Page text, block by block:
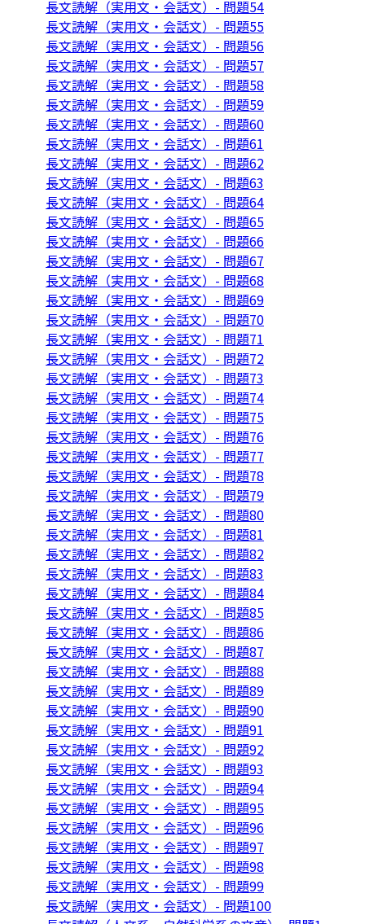
長文読解（実用文・会話文）- 問題54
長文読解（実用文・会話文）- 問題55
長文読解（実用文・会話文）- 問題56
長文読解（実用文・会話文）- 問題57
長文読解（実用文・会話文）- 問題58
長文読解（実用文・会話文）- 問題59
長文読解（実用文・会話文）- 問題60
長文読解（実用文・会話文）- 問題61
長文読解（実用文・会話文）- 問題62
長文読解（実用文・会話文）- 問題63
長文読解（実用文・会話文）- 問題64
長文読解（実用文・会話文）- 問題65
長文読解（実用文・会話文）- 問題66
長文読解（実用文・会話文）- 問題67
長文読解（実用文・会話文）- 問題68
長文読解（実用文・会話文）- 問題69
長文読解（実用文・会話文）- 問題70
長文読解（実用文・会話文）- 問題71
長文読解（実用文・会話文）- 問題72
長文読解（実用文・会話文）- 問題73
長文読解（実用文・会話文）- 問題74
長文読解（実用文・会話文）- 問題75
長文読解（実用文・会話文）- 問題76
長文読解（実用文・会話文）- 問題77
長文読解（実用文・会話文）- 問題78
長文読解（実用文・会話文）- 問題79
長文読解（実用文・会話文）- 問題80
長文読解（実用文・会話文）- 問題81
長文読解（実用文・会話文）- 問題82
長文読解（実用文・会話文）- 問題83
長文読解（実用文・会話文）- 問題84
長文読解（実用文・会話文）- 問題85
長文読解（実用文・会話文）- 問題86
長文読解（実用文・会話文）- 問題87
長文読解（実用文・会話文）- 問題88
長文読解（実用文・会話文）- 問題89
長文読解（実用文・会話文）- 問題90
長文読解（実用文・会話文）- 問題91
長文読解（実用文・会話文）- 問題92
長文読解（実用文・会話文）- 問題93
長文読解（実用文・会話文）- 問題94
長文読解（実用文・会話文）- 問題95
長文読解（実用文・会話文）- 問題96
長文読解（実用文・会話文）- 問題97
長文読解（実用文・会話文）- 問題98
長文読解（実用文・会話文）- 問題99
長文読解（実用文・会話文）- 問題100